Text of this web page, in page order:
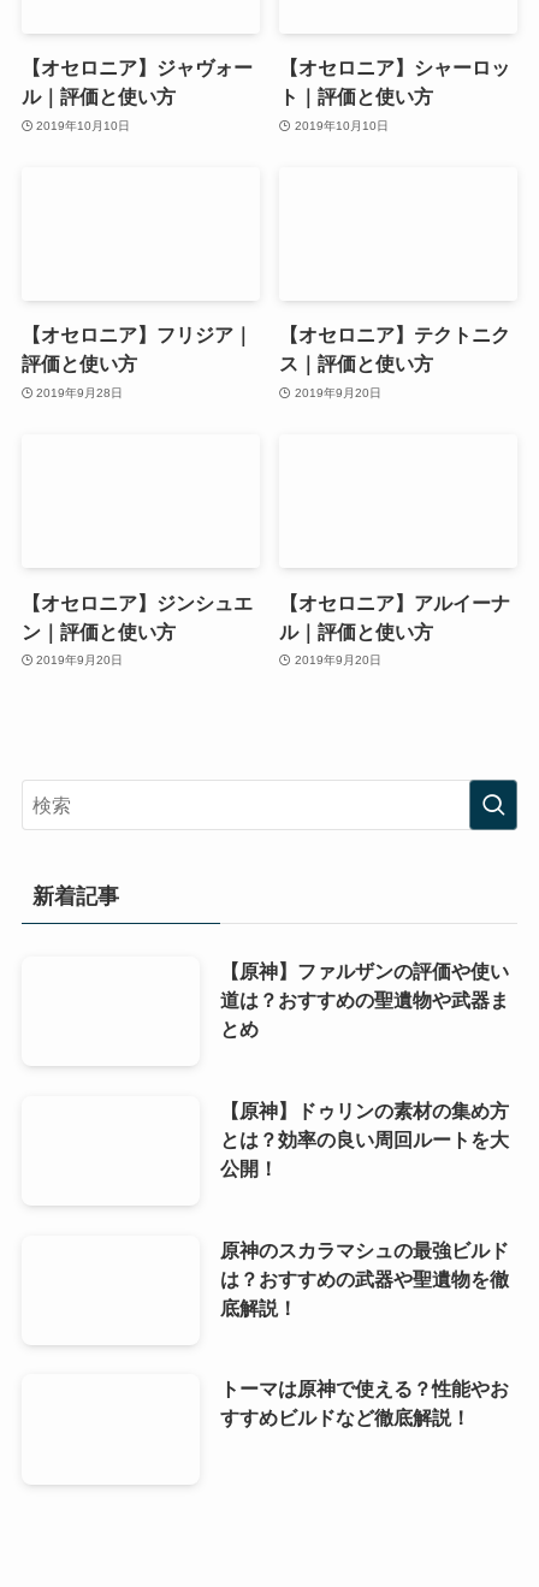
【オセロニア】ジャヴォー
ル｜評価と使い方
2019年10月10日
【オセロニア】シャーロッ
ト｜評価と使い方
2019年10月10日
【オセロニア】フリジア｜
評価と使い方
2019年9月28日
【オセロニア】テクトニク
ス｜評価と使い方
2019年9月20日
【オセロニア】ジンシュエ
ン｜評価と使い方
2019年9月20日
【オセロニア】アルイーナ
ル｜評価と使い方
2019年9月20日
新着記事
【原神】ファルザンの評価や使い
道は？おすすめの聖遺物や武器ま
とめ
【原神】ドゥリンの素材の集め方
とは？効率の良い周回ルートを大
公開！
原神のスカラマシュの最強ビルド
は？おすすめの武器や聖遺物を徹
底解説！
トーマは原神で使える？性能やお
すすめビルドなど徹底解説！